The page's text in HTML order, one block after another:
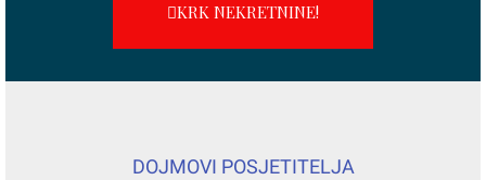
KRK NEKRETNINE!
DOJMOVI POSJETITELJA